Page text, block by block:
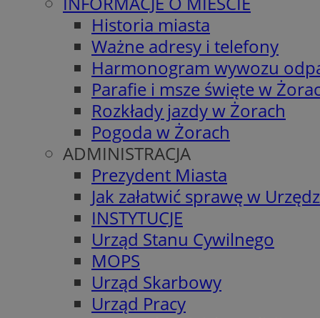
Historia miasta
Ważne adresy i telefony
Harmonogram wywozu
Parafie i msze święte w
Rozkłady jazdy w Żorach
Pogoda w Żorach
ADMINISTRACJA
Prezydent Miasta
Jak załatwić sprawę w
INSTYTUCJE
Urząd Stanu Cywilnego
MOPS
Urząd Skarbowy
Urząd Pracy